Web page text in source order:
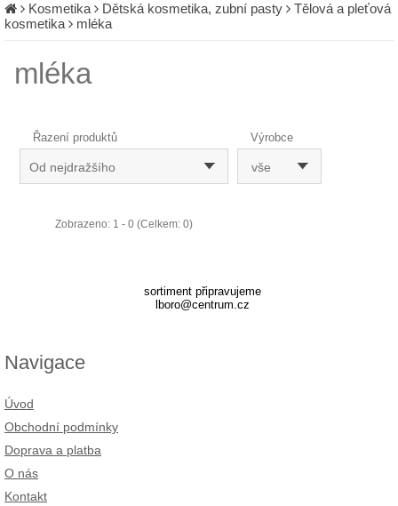
Kosmetika Dětská kosmetika, zubní pasty
Tělová a pleťová
kosmetika
mléka
mléka
Řazení produktů
Od nejdražšího
Výrobce
vše
Zobrazeno: 1 - 0 (Celkem: 0)
sortiment připravujeme
lboro@centrum.cz
Navigace
Úvod
Obchodní podmínky
Doprava a platba
O nás
Kontakt